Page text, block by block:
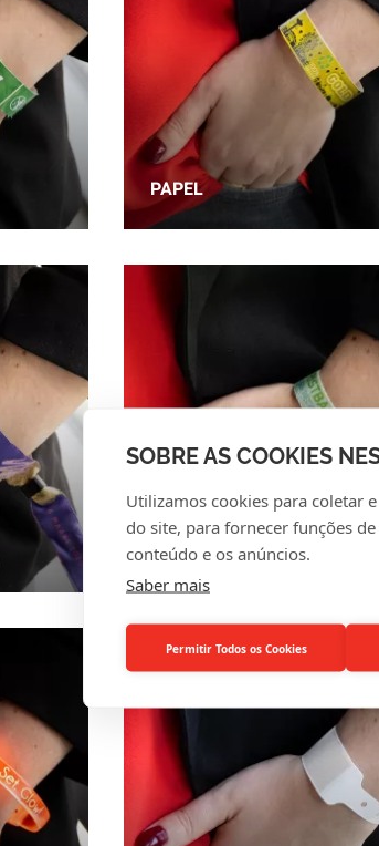
SOBRE AS COOKIES
Utilizamos cookies para coletar
do site, para fornecer funções
conteúdo e os anúncios.
Saber mais
Permitir Todos os Cookies
PAPEL
TECIDO IMPRESSO